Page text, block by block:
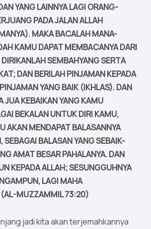
YANG LAINNYA LAGI ORANG-
PADA JALAN ALLAH
MAKA BACALAH MANA-
KAMU DAPAT MEMBACANYA DARI
SEMBAHYANG SERTA
DAN BERILAH PINJAMAN KEPADA
YANG BAIK (IKHLAS). DAN
JUA KEBAIKAN YANG KAMU
BEKALAN UNTUK DIRI KAMU,
AKAN MENDAPAT BALASANNYA
SEBAGAI BALASAN YANG SEBAIK-
AMAT BESAR PAHALANYA. DAN
KEPADA ALLAH; SESUNGGUHNYA
LAGI MAHA
MUZZAMMIL 73:20)
jadi kita akan terjemahkannya